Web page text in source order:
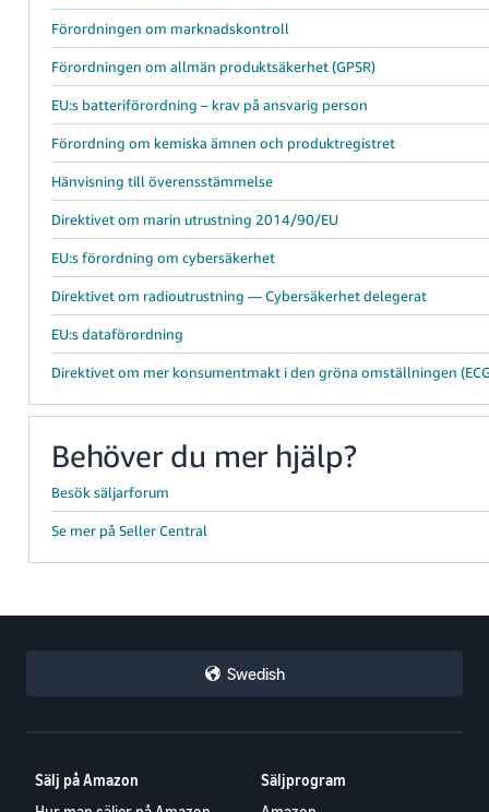
Förordningen om marknadskontroll
Förordningen om allmän produktsäkerhet (GPSR)
EU:s batteriförordning – krav på ansvarig person
Förordning om kemiska ämnen och produktregistret
Hänvisning till överensstämmelse
Direktivet om marin utrustning 2014/90/EU
EU:s förordning om cybersäkerhet
Direktivet om radioutrustning — Cybersäkerhet delegerat
EU:s dataförordning
Direktivet om mer konsumentmakt i den gröna omställningen
Behöver du mer hjälp?
Besök säljarforum
Se mer på Seller Central
Swedish
Sälj på Amazon
Säljprogram